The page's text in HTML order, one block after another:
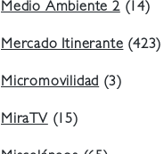
Medio Ambiente 2(14)
Mercado Itinerante(423)
Micromovilidad(3)
MiraTV(15)